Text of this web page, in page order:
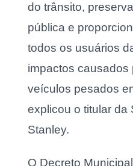
do trânsito,
pública e
todos os usuários
impactos causados
veículos pesados
explicou o titular da
Stanley.
O Decreto